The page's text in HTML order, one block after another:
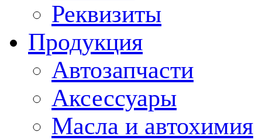
Реквизиты
Продукция
Автозапчасти
Аксессуары
Масла и автохимия